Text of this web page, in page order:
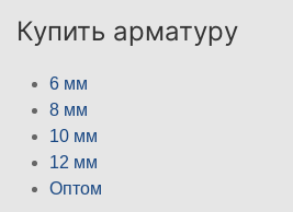
Купить арматуру
6 мм
8 мм
10 мм
12 мм
Оптом